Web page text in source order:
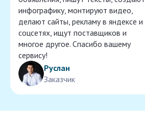
инфографику, монтируют видео,
делают сайты, рекламу в яндексе и
соцсетях, ищут поставщиков и
многое другое. Спасибо вашему
сервису!
Руслан
Заказчик